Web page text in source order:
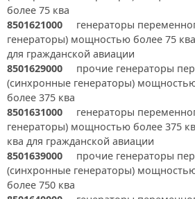
более 75 ква
8501621000 генераторы
генераторы) мощностью более 75
для гражданской авиации
8501629000 прочие генераторы
(синхронные генераторы)
более 375 ква
8501631000 генераторы
генераторы) мощностью более 375
ква для гражданской авиации
8501639000 прочие генераторы
(синхронные генераторы)
более 750 ква